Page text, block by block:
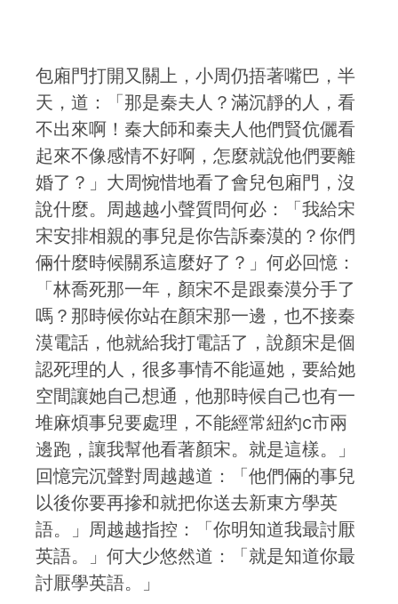
包廂門打開又關上，小周仍捂著嘴巴，半
天，道：「那是秦夫人？滿沉靜的人，看
不出來啊！秦大師和秦夫人他們賢伉儷看
起來不像感情不好啊，怎麼就說他們要離
婚了？」大周惋惜地看了會兒包廂門，沒
說什麼。周越越小聲質問何必：「我給宋
宋安排相親的事兒是你告訴秦漠的？你們
倆什麼時候關系這麼好了？」何必回憶：
「林喬死那一年，顏宋不是跟秦漠分手了
嗎？那時候你站在顏宋那一邊，也不接秦
漠電話，他就給我打電話了，說顏宋是個
認死理的人，很多事情不能逼她，要給她
空間讓她自己想通，他那時候自己也有一
堆麻煩事兒要處理，不能經常紐約c市兩
邊跑，讓我幫他看著顏宋。就是這樣。」
回憶完沉聲對周越越道：「他們倆的事兒
以後你要再摻和就把你送去新東方學英
語。」周越越指控：「你明知道我最討厭
英語。」何大少悠然道：「就是知道你最
討厭學英語。」